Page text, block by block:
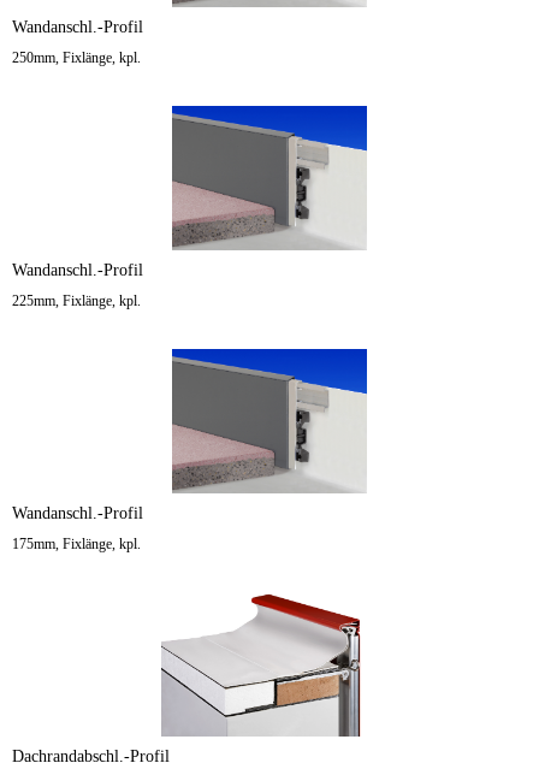
Wandanschl.-Profil
250mm, Fixlänge, kpl.
Wandanschl.-Profil
225mm, Fixlänge, kpl.
Wandanschl.-Profil
175mm, Fixlänge, kpl.
Dachrandabschl.-Profil